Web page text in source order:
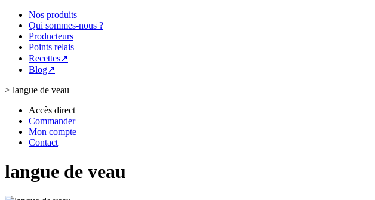
Nos produits
Qui sommes-nous ?
Producteurs
Points relais
Recettes↗
Blog↗
> langue de veau
Accès direct
Commander
Mon compte
Contact
langue de veau